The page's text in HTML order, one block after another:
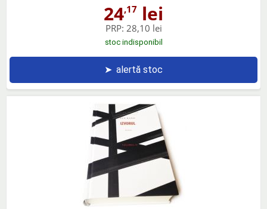
24,17 lei
PRP: 28,10 lei
stoc indisponibil
➤ alertă stoc